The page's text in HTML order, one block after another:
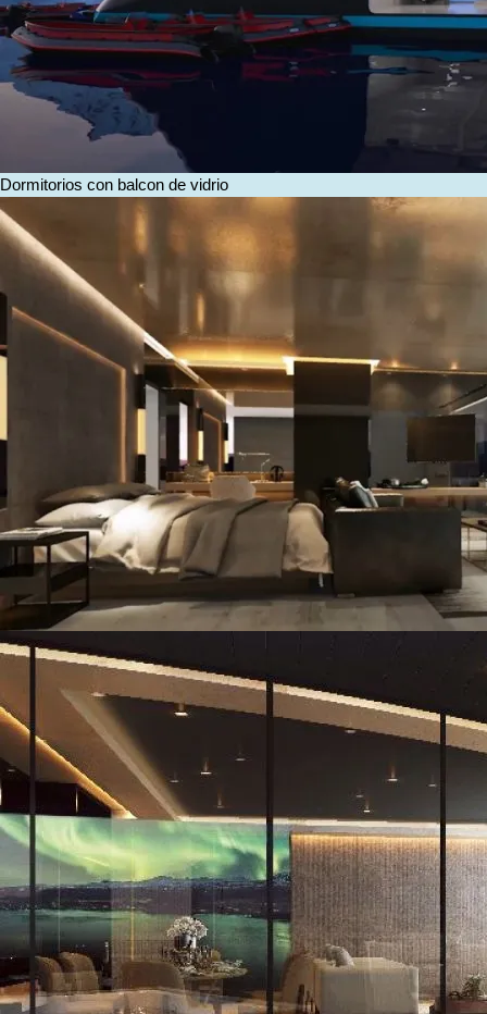
Dormitorios con balcon de vidrio